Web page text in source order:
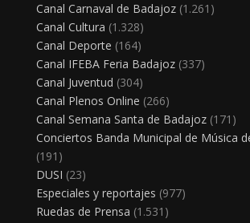
Canal Carnaval de Badajoz(1.261)
Canal Cultura (1.328)
Canal Deporte (164)
Canal IFEBA Feria Badajoz(337)
Canal Juventud (304)
Canal Plenos Online (266)
Canal Semana Santa de Badajoz(171)
Conciertos Banda Municipal de Música
(191)
DUSI (23)
Especiales y reportajes (977)
Ruedas de Prensa (1.531)